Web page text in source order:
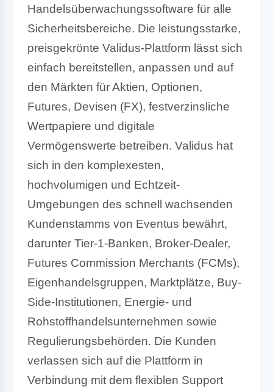
Handelsüberwachungssoftware für alle
Sicherheitsbereiche. Die leistungsstarke,
preisgekrönte Validus-Plattform lässt sich
einfach bereitstellen, anpassen und auf
den Märkten für Aktien, Optionen,
Futures, Devisen (FX), festverzinsliche
Wertpapiere und digitale
Vermögenswerte betreiben. Validus hat
sich in den komplexesten,
hochvolumigen und Echtzeit-
Umgebungen des schnell wachsenden
Kundenstamms von Eventus bewährt,
darunter Tier-1-Banken, Broker-Dealer,
Futures Commission Merchants (FCMs),
Eigenhandelsgruppen, Marktplätze, Buy-
Side-Institutionen, Energie- und
Rohstoffhandelsunternehmen sowie
Regulierungsbehörden. Die Kunden
verlassen sich auf die Plattform in
Verbindung mit dem flexiblen Support